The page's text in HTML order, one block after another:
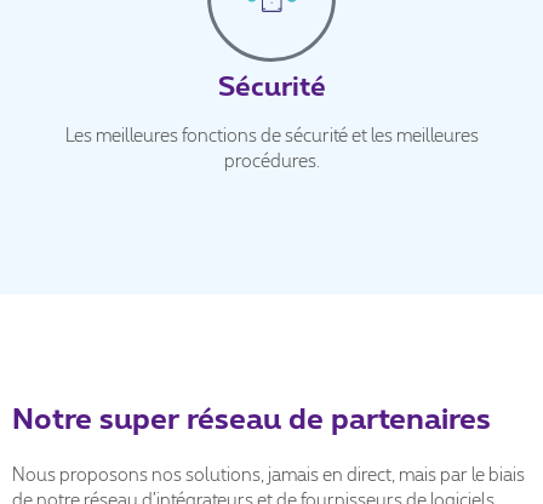
Sécurité
Les meilleures fonctions de sécurité et les meilleures
procédures.
Notre super réseau de partenaires
Nous proposons nos solutions, jamais en direct, mais par le biais
de notre réseau d’intégrateurs et de fournisseurs de logiciels.